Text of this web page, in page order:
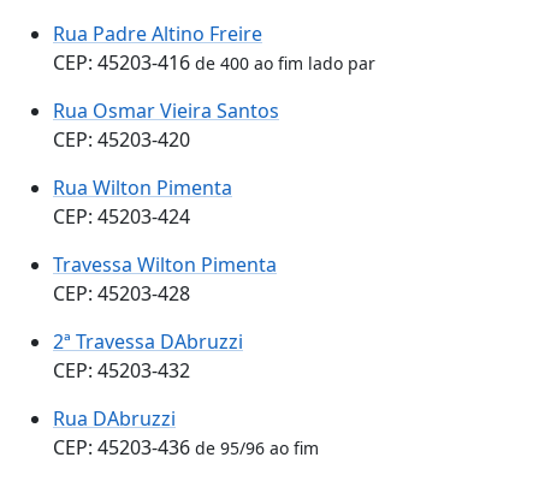
Rua Padre Altino Freire
CEP: 45203-416 de 400 ao fim lado par
Rua Osmar Vieira Santos
CEP: 45203-420
Rua Wilton Pimenta
CEP: 45203-424
Travessa Wilton Pimenta
CEP: 45203-428
2ª Travessa DAbruzzi
CEP: 45203-432
Rua DAbruzzi
CEP: 45203-436 de 95/96 ao fim